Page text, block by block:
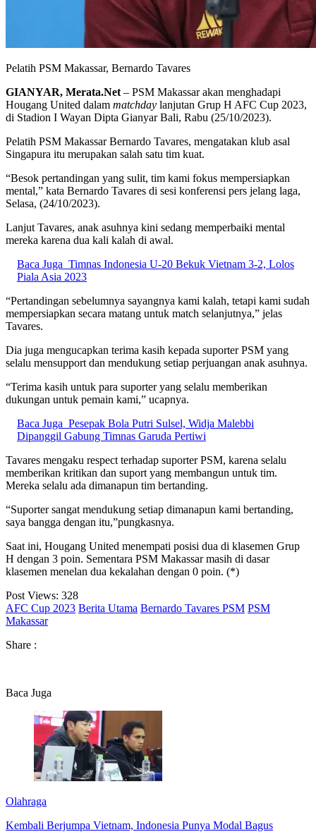
Pelatih PSM Makassar, Bernardo Tavares
GIANYAR, Merata.Net – PSM Makassar akan menghadapi
Hougang United dalam matchday lanjutan Grup H AFC Cup 2023,
di Stadion I Wayan Dipta Gianyar Bali, Rabu (25/10/2023).
Pelatih PSM Makassar Bernardo Tavares, mengatakan klub asal
Singapura itu merupakan salah satu tim kuat.
“Besok pertandingan yang sulit, tim kami fokus mempersiapkan
mental,” kata Bernardo Tavares di sesi konferensi pers jelang laga,
Selasa, (24/10/2023).
Lanjut Tavares, anak asuhnya kini sedang memperbaiki mental
mereka karena dua kali kalah di awal.
Baca Juga Timnas Indonesia U-20 Bekuk Vietnam 3-2, Lolos
Piala Asia 2023
“Pertandingan sebelumnya sayangnya kami kalah, tetapi kami sudah
mempersiapkan secara matang untuk match selanjutnya,” jelas
Tavares.
Dia juga mengucapkan terima kasih kepada suporter PSM yang
selalu mensupport dan mendukung setiap perjuangan anak asuhnya.
“Terima kasih untuk para suporter yang selalu memberikan
dukungan untuk pemain kami,” ucapnya.
Baca Juga Pesepak Bola Putri Sulsel, Widja Malebbi
Dipanggil Gabung Timnas Garuda Pertiwi
Tavares mengaku respect terhadap suporter PSM, karena selalu
memberikan kritikan dan suport yang membangun untuk tim.
Mereka selalu ada dimanapun tim bertanding.
“Suporter sangat mendukung setiap dimanapun kami bertanding,
saya bangga dengan itu,”pungkasnya.
Saat ini, Hougang United menempati posisi dua di klasemen Grup
H dengan 3 poin. Sementara PSM Makassar masih di dasar
klasemen menelan dua kekalahan dengan 0 poin. (*)
Post Views: 328
AFC Cup 2023 Berita Utama Bernardo Tavares PSM PSM
Makassar
Share :
Baca Juga
Olahraga
Kembali Berjumpa Vietnam, Indonesia Punya Modal Bagus